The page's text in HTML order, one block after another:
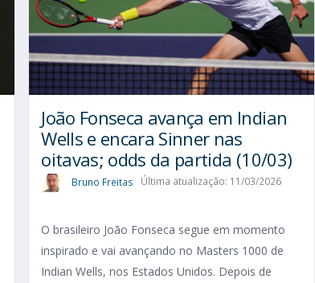
João Fonseca avança em Indian
Wells e encara Sinner nas
oitavas; odds da partida (10/03)
Bruno Freitas Última atualização: 11/03/2026
O brasileiro João Fonseca segue em momento
inspirado e vai avançando no Masters 1000 de
Indian Wells, nos Estados Unidos. Depois de